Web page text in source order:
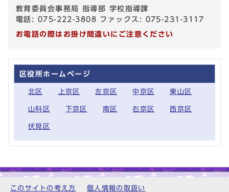
教育委員会事務局 指導部 学校指導課
電話: 075-222-3808 ファックス: 075-231-3117
お電話の際はお掛け間違いにご注意ください
区役所ホームページ
北区 上京区 左京区 中京区 東山区
山科区 下京区 南区 右京区 西京区
伏見区
このサイトの考え方 個人情報の取扱い